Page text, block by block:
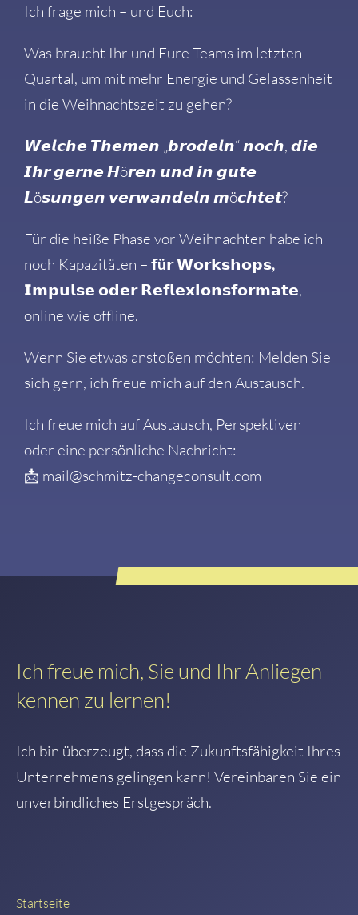
Ich frage mich – und Euch:
Was braucht Ihr und Eure Teams im letzten
Quartal, um mit mehr Energie und Gelassenheit
in die Weihnachtszeit zu gehen?
𝙒𝙚𝙡𝙘𝙝𝙚 𝙏𝙝𝙚𝙢𝙚𝙣 „𝙗𝙧𝙤𝙙𝙚𝙡𝙣“ 𝙣𝙤𝙘𝙝, 𝙙𝙞𝙚
𝙄𝙝𝙧 𝙜𝙚𝙧𝙣𝙚 𝙃ö𝙧𝙚𝙣 𝙪𝙣𝙙 𝙞𝙣 𝙜𝙪𝙩𝙚
𝙇ö𝙨𝙪𝙣𝙜𝙚𝙣 𝙫𝙚𝙧𝙬𝙖𝙣𝙙𝙚𝙡𝙣 𝙢ö𝙘𝙝𝙩𝙚𝙩?
Für die heiße Phase vor Weihnachten habe ich
noch Kapazitäten – 𝗳ü𝗿𝗪𝗼𝗿𝗸𝘀𝗵𝗼𝗽𝘀,
𝗜𝗺𝗽𝘂𝗹𝘀𝗲 𝗼𝗱𝗲𝗿𝗥𝗲𝗳𝗹𝗲𝘅𝗶𝗼𝗻𝘀𝗳𝗼𝗿𝗺𝗮𝘁𝗲,
online wie offline.
Wenn Sie etwas anstoßen möchten: Melden Sie
sich gern, ich freue mich auf den Austausch.
Ich freue mich auf Austausch, Perspektiven
oder eine persönliche Nachricht:
📩 mail@schmitz-changeconsult.com
Ich freue mich, Sie und Ihr Anliegen
kennen zu lernen!
Ich bin überzeugt, dass die Zukunftsfähigkeit Ihres
Unternehmens gelingen kann! Vereinbaren Sie ein
unverbindliches Erstgespräch.
Startseite